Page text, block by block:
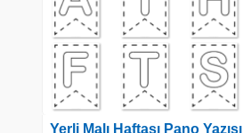
Yerli Malı Haftası Pano Yazısı